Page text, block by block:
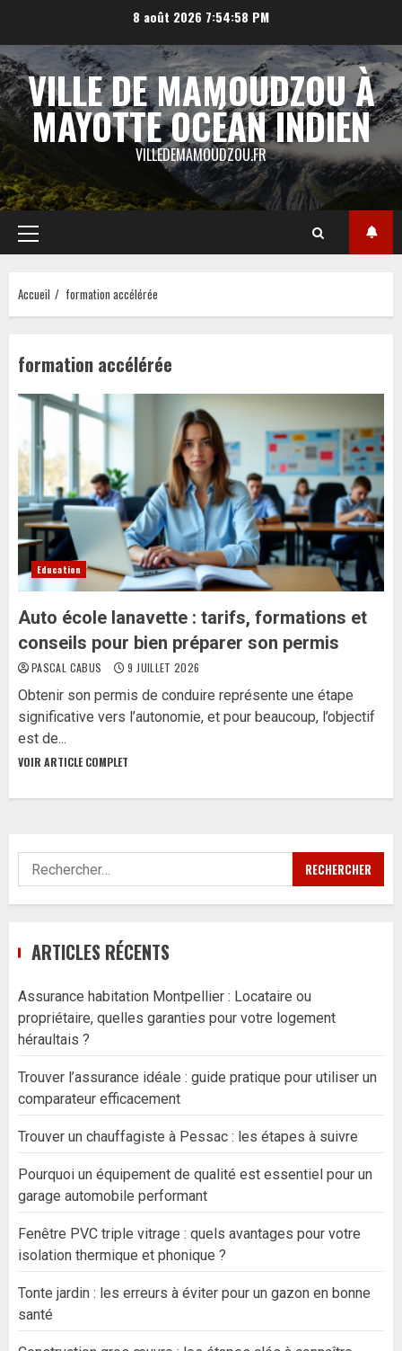
contenu
8 août 2026 7:54:58 PM
VILLE DE MAMOUDZOU À
MAYOTTE OCÉAN INDIEN
VILLEDEMAMOUDZOU.FR
Menu
principal
Accueil formation accélérée
formation accélérée
Education
Auto école lanavette : tarifs, formations et
conseils pour bien préparer son permis
PASCAL CABUS 9 JUILLET 2026
Obtenir son permis de conduire représente une étape
significative vers l’autonomie, et pour beaucoup, l’objectif
est de...
VOIR ARTICLE COMPLET
Rechercher :
ARTICLES RÉCENTS
Assurance habitation Montpellier : Locataire ou
propriétaire, quelles garanties pour votre logement
héraultais ?
Trouver l’assurance idéale : guide pratique pour utiliser un
comparateur efficacement
Trouver un chauffagiste à Pessac : les étapes à suivre
Pourquoi un équipement de qualité est essentiel pour un
garage automobile performant
Fenêtre PVC triple vitrage : quels avantages pour votre
isolation thermique et phonique ?
Tonte jardin : les erreurs à éviter pour un gazon en bonne
santé